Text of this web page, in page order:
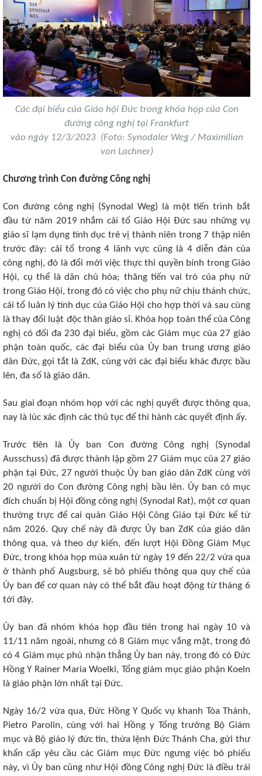
Các đại biểu của Giáo hội Đức trong khóa họp của Con
đường công nghị tại Frankfurt
vào ngày 12/3/2023 (Foto: Synodaler Weg / Maximilian
von Lachner)
Chương trình Con đường Công nghị
Con đường công nghị (Synodal Weg) là một tiến trình bắt
đầu từ năm 2019 nhắm cải tổ Giáo Hội Đức sau những vụ
giáo sĩ lạm dụng tính dục trẻ vị thành niên trong 7 thập niên
trước đây: cải tổ trong 4 lãnh vực cũng là 4 diễn đàn của
công nghị, đó là đổi mới việc thực thi quyền bính trong Giáo
Hội, cụ thể là dân chủ hóa; thăng tiến vai trò của phụ nữ
trong Giáo Hội, trong đó có việc cho phụ nữ chịu thánh chức,
cải tổ luân lý tính dục của Giáo Hội cho hợp thời và sau cùng
là thay đổi luật độc thân giáo sĩ. Khóa họp toàn thể của Công
nghị có đối đa 230 đại biểu, gồm các Giám mục của 27 giáo
phận toàn quốc, các đại biểu của Ủy ban trung ương giáo
dân Đức, gọi tắt là ZdK, cùng với các đại biểu khác được bầu
lên, đa số là giáo dân.
Sau giai đoạn nhóm họp với các nghị quyết được thông qua,
nay là lúc xác định các thủ tục để thi hành các quyết định ấy.
Trước tiên là Ủy ban Con đường Công nghị (Synodal
Ausschuss) đã được thành lập gồm 27 Giám mục của 27 giáo
phận tại Đức, 27 người thuộc Ủy ban giáo dân ZdK cùng với
20 người do Con đường Công nghị bầu lên. Ủy ban có mục
đích chuẩn bị Hội đồng công nghị (Synodal Rat), một cơ quan
thường trực để cai quản Giáo Hội Công Giáo tại Đức kể từ
năm 2026. Quy chế này đã được Ủy ban ZdK của giáo dân
thông qua, và theo dự kiến, đến lượt Hội Đồng Giám Mục
Đức, trong khóa họp mùa xuân từ ngày 19 đến 22/2 vừa qua
ở thành phố Augsburg, sẽ bỏ phiếu thông qua quy chế của
Ủy ban để cơ quan này có thể bắt đầu hoạt động từ tháng 6
tới đây.
Ủy ban đã nhóm khóa họp đầu tiên trong hai ngày 10 và
11/11 năm ngoái, nhưng có 8 Giám mục vắng mặt, trong đó
có 4 Giám mục phủ nhận thẳng Ủy ban này, trong đó có Đức
Hồng Y Rainer Maria Woelki, Tổng giám mục giáo phận Koeln
là giáo phận lớn nhất tại Đức.
Ngày 16/2 vừa qua, Đức Hồng Y Quốc vụ khanh Tòa Thánh,
Pietro Parolin, cùng với hai Hồng y Tổng trưởng Bộ Giám
mục và Bộ giáo lý đức tin, thừa lệnh Đức Thánh Cha, gửi thư
khẩn cấp yêu cầu các Giám mục Đức ngưng việc bỏ phiếu
này, vì Ủy ban cũng như Hội đồng Công nghị Đức là điều trái